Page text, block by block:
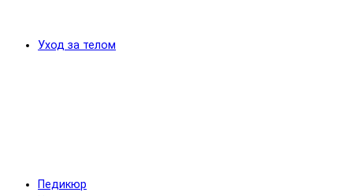
Уход за телом
Педикюр